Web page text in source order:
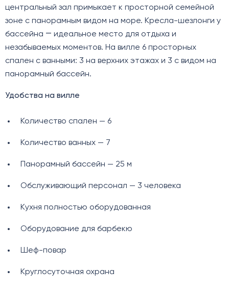
центральный зал примыкает к просторной семейной
зоне с панорамным видом на море. Кресла-шезлонги у
бассейна ― идеальное место для отдыха и
незабываемых моментов. На вилле 6 просторных
спален с ванными: 3 на верхних этажах и 3 с видом на
панорамный бассейн.
Удобства на вилле
Количество спален — 6
Количество ванных — 7
Панорамный бассейн — 25 м
Обслуживающий персонал — 3 человека
Кухня полностью оборудованная
Оборудование для барбекю
Шеф-повар
Круглосуточная охрана